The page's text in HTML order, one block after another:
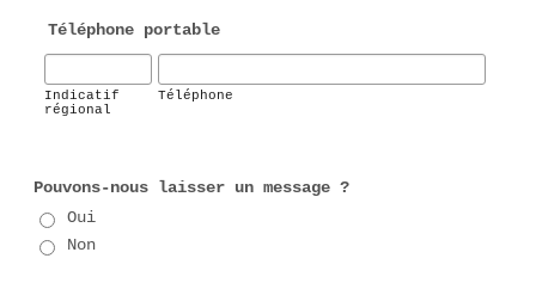
Téléphone portable
Indicatif
régional
Téléphone
Pouvons-nous laisser un message ?
Oui
Non